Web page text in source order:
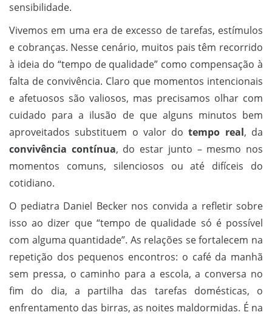
sensibilidade.
Vivemos em uma era de excesso de tarefas, estímulos
e cobranças. Nesse cenário, muitos pais têm recorrido
à ideia do “tempo de qualidade” como compensação à
falta de convivência. Claro que momentos intencionais
e afetuosos são valiosos, mas precisamos olhar com
cuidado para a ilusão de que alguns minutos bem
aproveitados substituem o valor dotempo real, da
convivência contínua, do estar junto – mesmo nos
momentos comuns, silenciosos ou até difíceis do
cotidiano.
O pediatra Daniel Becker nos convida a refletir sobre
isso ao dizer que “tempo de qualidade só é possível
com alguma quantidade”. As relações se fortalecem na
repetição dos pequenos encontros: o café da manhã
sem pressa, o caminho para a escola, a conversa no
fim do dia, a partilha das tarefas domésticas, o
enfrentamento das birras, as noites maldormidas. É na